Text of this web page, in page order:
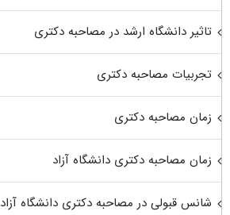
تاثیر دانشگاه ارشد در مصاحبه دکتری
تجربیات مصاحبه دکتری
زمان مصاحبه دکتری
زمان مصاحبه دکتری دانشگاه آزاد
شانس قبولی در مصاحبه دکتری دانشگاه آزاد